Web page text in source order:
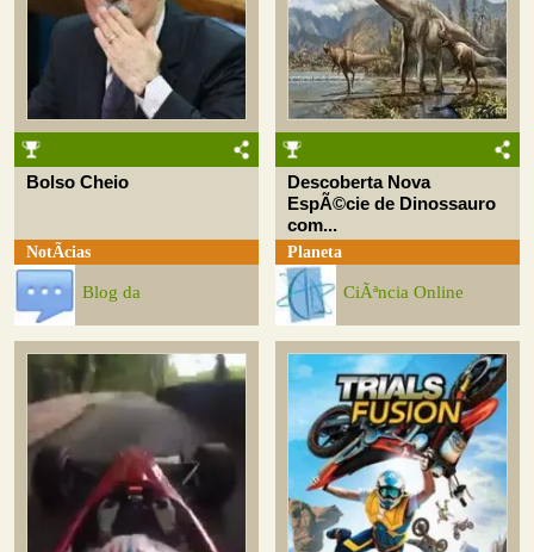
Bolso Cheio
NotÃ­cias
Blog da
Descoberta Nova
EspÃ©cie de Dinossauro
com...
Planeta
CiÃªncia Online